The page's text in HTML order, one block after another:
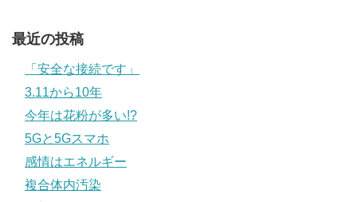
最近の投稿
「安全な接続です」
3.11から10年
今年は花粉が多い!?
5Gと5Gスマホ
感情はエネルギー
複合体内汚染